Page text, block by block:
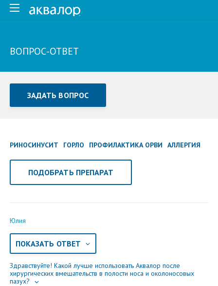
ВОПРОС-ОТВЕТ
ЗАДАТЬ ВОПРОС
Как Вас зовут
Электронная почта
Ваше сообщение
РИНОСИНУСИТ ГОРЛО ПРОФИЛАКТИКА ОРВИ АЛЛЕРГИЯ
ПОДОБРАТЬ ПРЕПАРАТ
Юлия
ПОКАЗАТЬ ОТВЕТ
Здравствуйте! Какой лучше использовать Аквалор после
хирургических вмешательств в полости носа и околоносовых
пазух?